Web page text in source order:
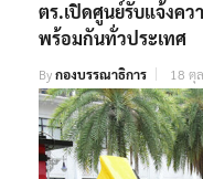
ตร.เปิดศูนย์รับแจ้งคว
พร้อมกันทั่วประเทศ
Byกองบรรณาธิการ 18 ตุ